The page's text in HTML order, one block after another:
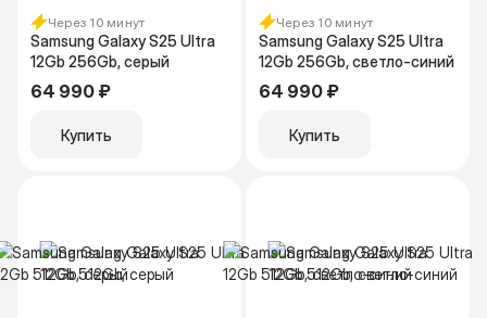
Через 10 минут
Samsung Galaxy S25 Ultra
12Gb 256Gb, серый
64 990 ₽
Купить
Через 10 минут
Samsung Galaxy S25 Ultra
12Gb 256Gb, светло-синий
64 990 ₽
Купить